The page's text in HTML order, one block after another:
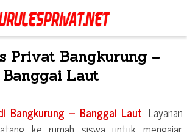
Privat Bangkurung –
Banggai Laut
Bangkurung – Banggai Laut. Layanan